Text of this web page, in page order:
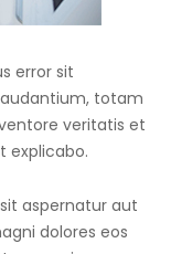
error sit
totam
veritatis et
explicabo.
aspernatur aut
dolores eos